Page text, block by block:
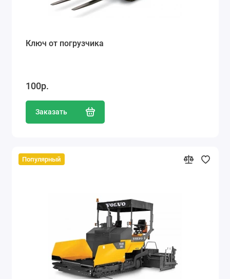
Ключ от погрузчика
100р.
Заказать
Популярный